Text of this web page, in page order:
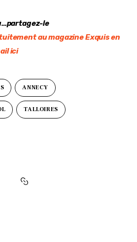
le
au magazine Exquis en
ici
ANNECY
TALLOIRES